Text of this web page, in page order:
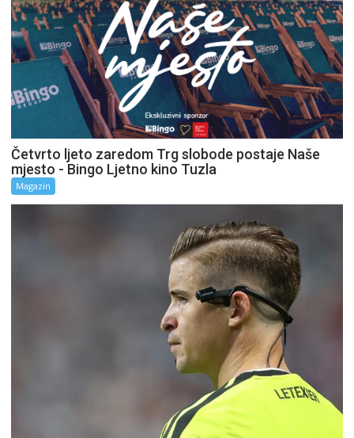
Četvrto ljeto zaredom Trg slobode postaje Naše
mjesto - Bingo Ljetno kino Tuzla
Magazin